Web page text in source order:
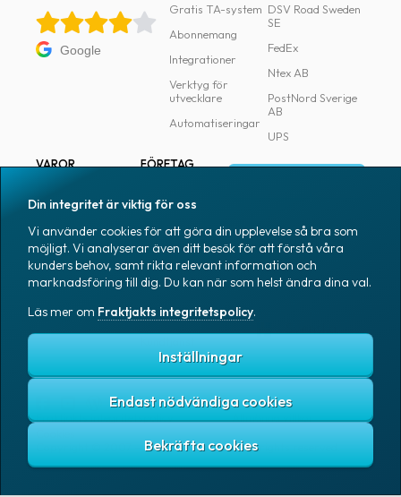
Google
Gratis TA-system
Abonnemang
Integrationer
Verktyg för
utvecklare
Automatiseringar
DSV Road Sweden
SE
FedEx
Ntex AB
PostNord Sverige
AB
UPS
VAROR
Märkning
Emballage
Emballagetillbehör
Kontorsvaror
FÖRETAG
Pressrum
Medarbetare
Jobb & karriär
Nyhetsarkiv
Blogg
Skapa konto
Fraktjakts integritetspolicy
Allmänna villkor
Copyright © 2007 – 2026 Fraktjakt AB. All rights reserved.
Din integritet är viktig för oss
Vi använder cookies för att göra din upplevelse så bra som
möjligt. Vi analyserar även ditt besök för att förstå våra
kunders behov, samt rikta relevant information och
marknadsföring till dig. Du kan när som helst ändra dina val.
Läs mer om Fraktjakts integritetspolicy.
Inställningar
Endast nödvändiga cookies